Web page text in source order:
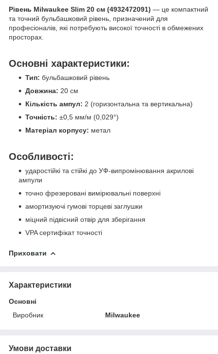
Рівень Milwaukee Slim 20 см (4932472091) — це компактний
та точний бульбашковий рівень, призначений для
професіоналів, які потребують високої точності в обмежених
просторах.
Основні характеристики:
Тип: бульбашковий рівень
Довжина: 20 см
Кількість ампул: 2 (горизонтальна та вертикальна)
Точність: ±0,5 мм/м (0,029°)
Матеріал корпусу: метал
Особливості:
ударостійкі та стійкі до УФ-випромінювання акрилові
ампули
точно фрезеровані вимірювальні поверхні
амортизуючі гумові торцеві заглушки
міцний підвісний отвір для зберігання
VPA сертифікат точності
Приховати
Характеристики
Основні
Виробник
Milwaukee
Умови доставки